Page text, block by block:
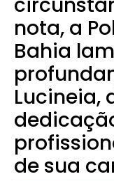
nota, a
Bahia
Lucineia,
de sua